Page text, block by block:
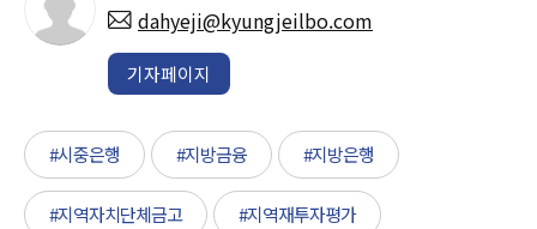
dahyeji@kyungjeilbo.com
기자페이지
#시중은행 #지방금융 #지방은행
#지역자치단체금고 #지역재투자평가